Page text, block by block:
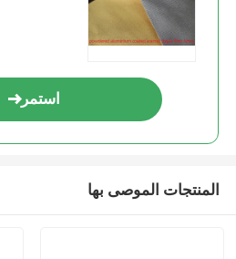
استمر
المنتجات الموصى بها